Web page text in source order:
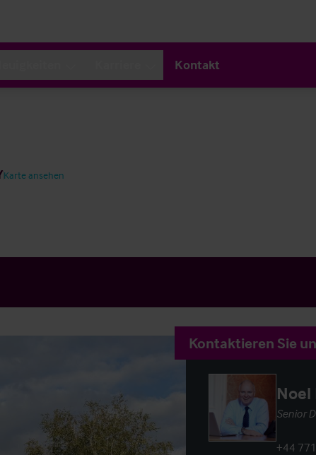
Kontakt
Karte ansehen
Kontaktieren Sie
Senior
+44